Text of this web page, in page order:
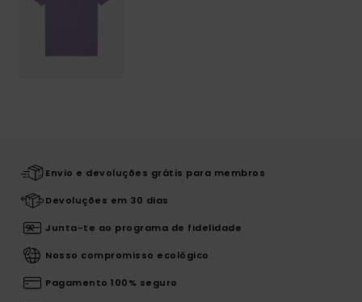
Envio e devoluções grátis para membros
Devoluções em 30 dias
Junta-te ao programa de fidelidade
Nosso compromisso ecológico
Pagamento 100% seguro